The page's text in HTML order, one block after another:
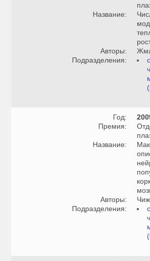
Название:
Авторы:
Подразделения:
Год:
Премия:
Название:
Авторы:
Подразделения: